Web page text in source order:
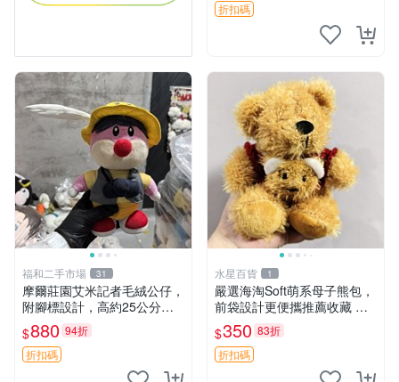
折扣碼
福和二手市場 31
摩爾莊園艾米記者毛絨公仔，
附腳標設計，高約25公分，
全新未拆封，限量珍藏。艾米
記者 毛絨公仔 超萌玩偶
$880 94折
折扣碼
水星百貨 1
嚴選海淘Soft萌系母子熊包，
前袋設計更便攜推薦收藏 母
子熊 軟綿綿 包包
$350 83折
折扣碼